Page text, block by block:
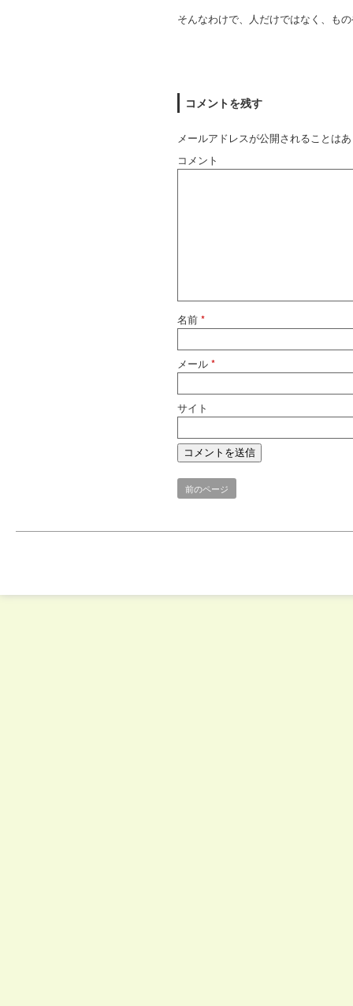
そんなわけで、人だけではなく、も
コメントを残す
メールアドレスが公開されることは
コメント
名前 *
メール *
サイト
前のページ